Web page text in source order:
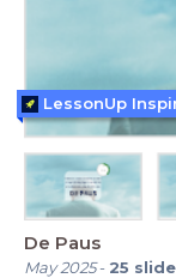
De Paus
May 2025- 25
LessonUp